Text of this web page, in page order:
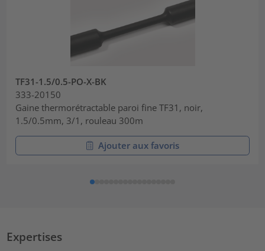
TF31-1.5/0.5-PO-X-BK
333-20150
Gaine thermorétractable paroi fine TF31, noir,
1.5/0.5mm, 3/1, rouleau 300m
Ajouter aux favoris
Expertises